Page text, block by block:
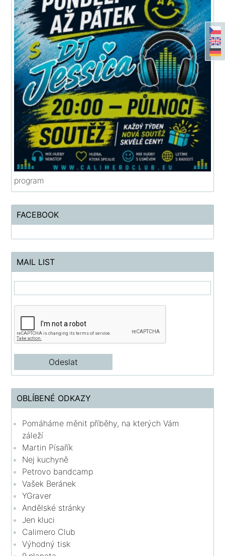
program
FACEBOOK
MAIL LIST
OBLÍBENÉ ODKAZY
Pomáháme měnit příběhy, na kterých Vám
záleží
Martin Písařík
Nej kuchyně
Petrovo bandcamp
Vašek Beránek
YGraver
Andělské stránky
Jen kluci
Calimero Club
Výhodný tisk